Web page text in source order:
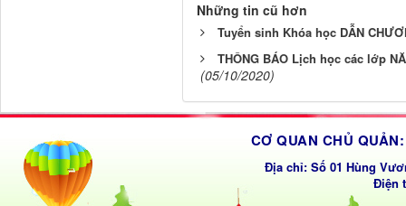
Những tin cũ hơn
Tuyển sinh Khóa học DẪN
THÔNG BÁO Lịch học các lớp
(05/10/2020)
CƠ QUAN CHỦ
Địa chỉ: Số 01 Hùng
Điện